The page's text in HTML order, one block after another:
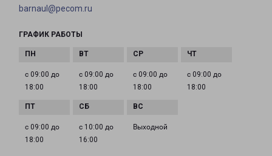
barnaul@pecom.ru
ГРАФИК РАБОТЫ
с 09:00 до
18:00
с 09:00 до
18:00
с 09:00 до
18:00
с 09:00 до
18:00
с 09:00 до
18:00
с 10:00 до
16:00
Выходной